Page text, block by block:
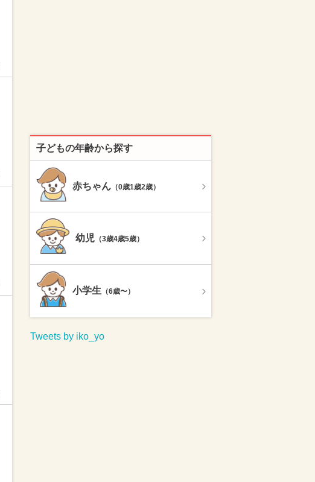
子どもの年齢から探す
赤ちゃん （0歳1歳2歳）
幼児 （3歳4歳5歳）
小学生 （6歳〜）
Tweets by iko_yo